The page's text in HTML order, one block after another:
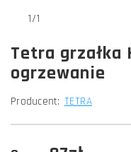
1/1
Tetra grzałka
ogrzewanie
Producent: TETRA